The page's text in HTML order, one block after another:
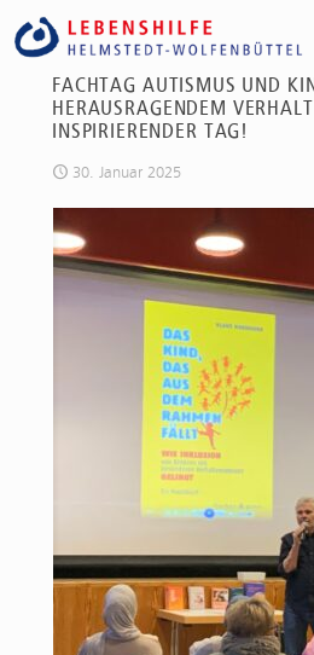
FACHTAG AUTISMUS UND
HERAUSRAGENDEM
INSPIRIERENDER TAG!
30. Januar 2025